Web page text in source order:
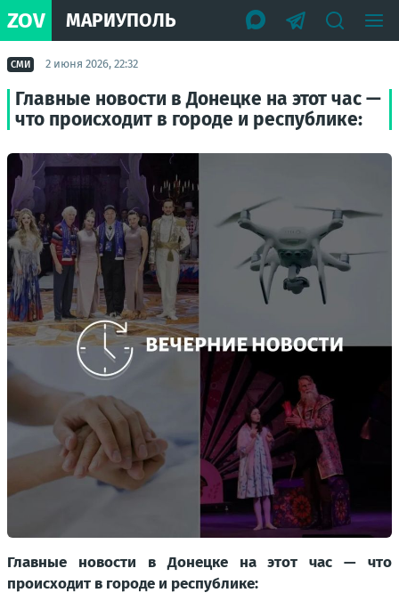
ZOV МАРИУПОЛЬ
СМИ 2 июня 2026, 22:32
Главные новости в Донецке на этот час —
что происходит в городе и республике:
Главные новости в Донецке на этот час — что
происходит в городе и республике: